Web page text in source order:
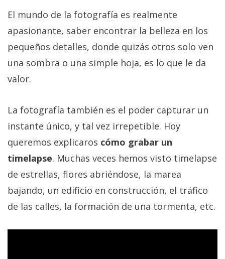
+
temas
Sorteos
Contacto
/
Sobre
nosotros
/
Publicidad
Cambiar
El mundo de la fotografía es realmente
apasionante, saber encontrar la belleza en los
pequeños detalles, donde quizás otros solo ven
una sombra o una simple hoja, es lo que le da
valor.
La fotografía también es el poder capturar un
instante único, y tal vez irrepetible. Hoy
queremos explicaros cómo grabar un
timelapse. Muchas veces hemos visto timelapse
de estrellas, flores abriéndose, la marea
bajando, un edificio en construcción, el tráfico
de las calles, la formación de una tormenta, etc.